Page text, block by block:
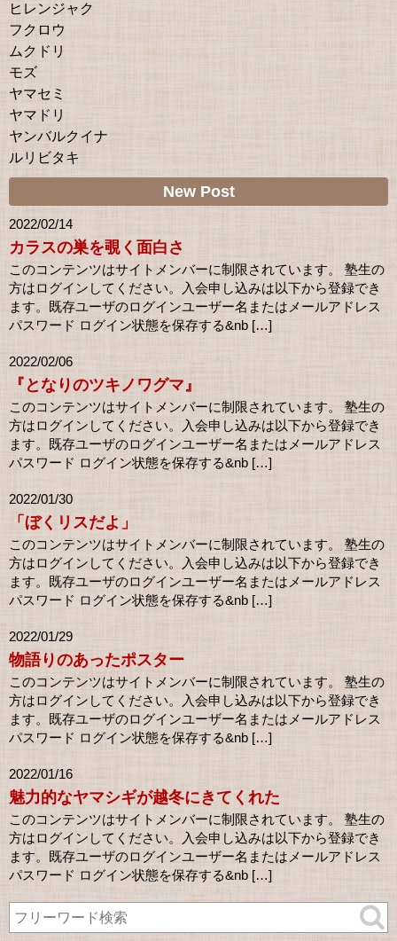
ヒレンジャク
フクロウ
ムクドリ
モズ
ヤマセミ
ヤマドリ
ヤンバルクイナ
ルリビタキ
New Post
2022/02/14
カラスの巣を覗く面白さ
このコンテンツはサイトメンバーに制限されています。 塾生の
方はログインしてください。入会申し込みは以下から登録でき
ます。既存ユーザのログインユーザー名またはメールアドレス
パスワード ログイン状態を保存する&nb […]
2022/02/06
『となりのツキノワグマ』
このコンテンツはサイトメンバーに制限されています。 塾生の
方はログインしてください。入会申し込みは以下から登録でき
ます。既存ユーザのログインユーザー名またはメールアドレス
パスワード ログイン状態を保存する&nb […]
2022/01/30
「ぼくリスだよ」
このコンテンツはサイトメンバーに制限されています。 塾生の
方はログインしてください。入会申し込みは以下から登録でき
ます。既存ユーザのログインユーザー名またはメールアドレス
パスワード ログイン状態を保存する&nb […]
2022/01/29
物語りのあったポスター
このコンテンツはサイトメンバーに制限されています。 塾生の
方はログインしてください。入会申し込みは以下から登録でき
ます。既存ユーザのログインユーザー名またはメールアドレス
パスワード ログイン状態を保存する&nb […]
2022/01/16
魅力的なヤマシギが越冬にきてくれた
このコンテンツはサイトメンバーに制限されています。 塾生の
方はログインしてください。入会申し込みは以下から登録でき
ます。既存ユーザのログインユーザー名またはメールアドレス
パスワード ログイン状態を保存する&nb […]